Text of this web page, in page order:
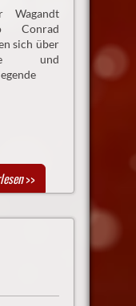
Wagandt
Conrad
sich über
und
>>